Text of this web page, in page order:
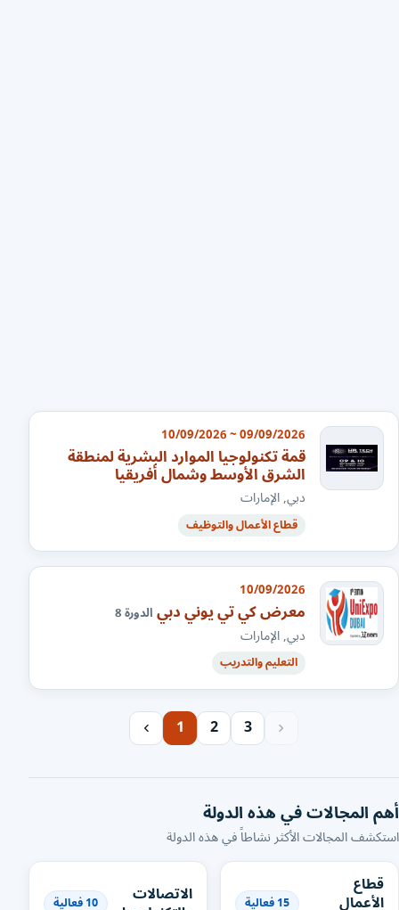
09/09/2026 ~ 10/09/2026
قمة تكنولوجيا الموارد البشرية لمنطقة
الشرق الأوسط وشمال أفريقيا
دبي, الإمارات
قطاع الأعمال والتوظيف
10/09/2026
معرض كي تي يوني دبيالدورة 8
دبي, الإمارات
التعليم والتدريب
1 2 3
أهم المجالات في هذه الدولة
استكشف المجالات الأكثر نشاطاً في هذه الدولة
قطاع
الأعمال 15 فعالية الاتصالات 10 فعالية